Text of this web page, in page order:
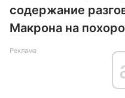
содержание
Макрона на
Реклама